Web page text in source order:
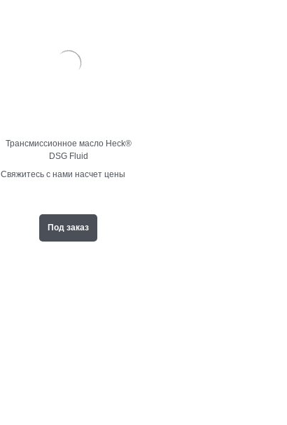
Трансмиссионное масло Heck®
DSG Fluid
Свяжитесь с нами насчет цены
Под заказ